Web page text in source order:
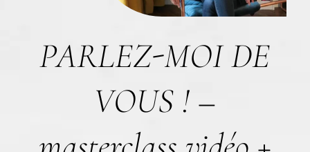
PARLEZ-MOI DE
VOUS ! –